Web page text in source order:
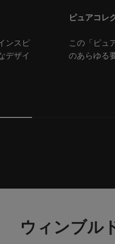
ンスピ
デザイ
ピュアコレ
この「ピュ
のあらゆる
ウィンブル